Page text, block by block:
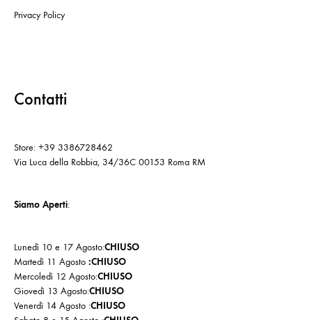
Privacy Policy
Contatti
Store: +39 3386728462
Via Luca della Robbia, 34/36C 00153 Roma RM
Siamo Aperti:
Lunedì 10 e 17 Agosto:CHIUSO
Martedì 11 Agosto :CHIUSO
Mercoledì 12 Agosto:CHIUSO
Giovedì 13 Agosto:CHIUSO
Venerdì 14 Agosto :CHIUSO